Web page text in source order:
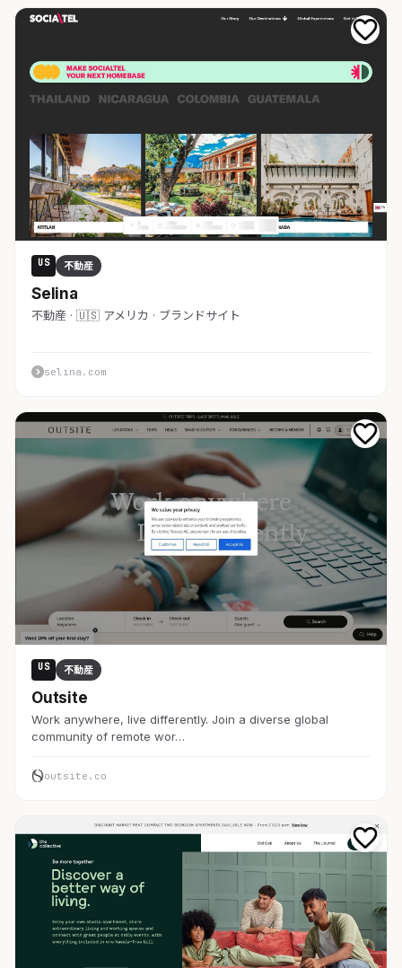
US 不動産
Selina
不動産 · 🇺🇸 アメリカ · ブランドサイト
selina.com
US 不動産
Outsite
Work anywhere, live differently. Join a diverse global
community of remote wor…
outsite.co